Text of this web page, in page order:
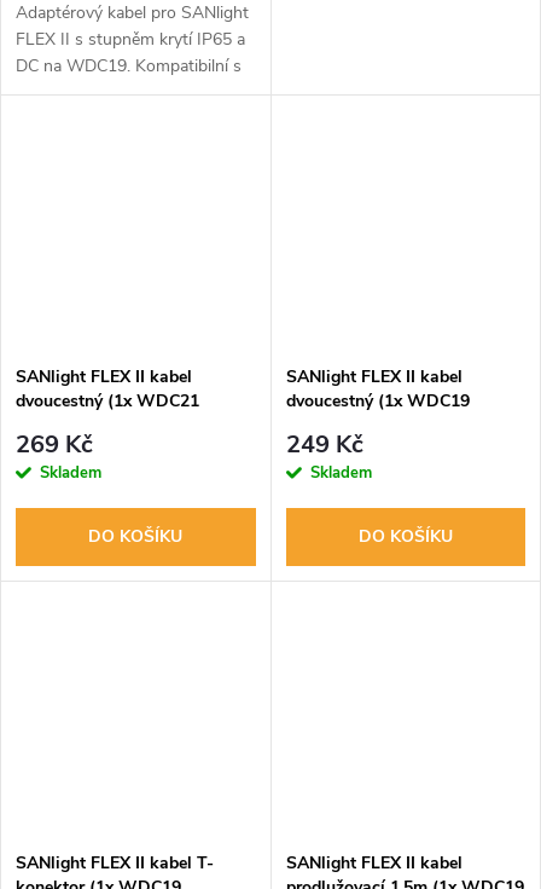
Adaptérový kabel pro SANlight
FLEX II s stupněm krytí IP65 a
DC na WDC19. Kompatibilní s
řadou SANlight FLEX II.
SANlight FLEX II kabel
dvoucestný (1x WDC21
269 Kč
Skladem
DO KOŠÍKU
SANlight FLEX II kabel
dvoucestný (1x WDC19
249 Kč
Skladem
DO KOŠÍKU
SANlight FLEX II kabel T-
SANlight FLEX II kabel